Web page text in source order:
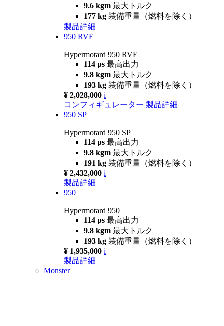
9.6 kgm 最大トルク
177 kg 装備重量（燃料を除く）
製品詳細
950 RVE
Hypermotard 950 RVE
114 ps 最高出力
9.8 kgm 最大トルク
193 kg 装備重量（燃料を除く）
¥ 2,028,000 i
コンフィギュレーター 製品詳細
950 SP
Hypermotard 950 SP
114 ps 最高出力
9.8 kgm 最大トルク
191 kg 装備重量（燃料を除く）
¥ 2,432,000 i
製品詳細
950
Hypermotard 950
114 ps 最高出力
9.8 kgm 最大トルク
193 kg 装備重量（燃料を除く）
¥ 1,935,000 i
製品詳細
Monster